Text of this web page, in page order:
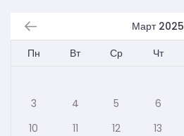
Март 2025
Пн
Вт Ср Чт
3
4 5 6
10
11 12 13